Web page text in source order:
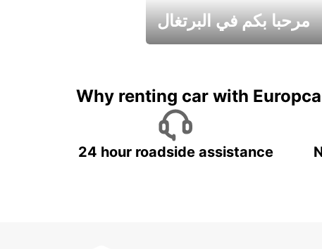
مرحبا بكم في البرتغال
Why renting car with
24 hour roadside assistance